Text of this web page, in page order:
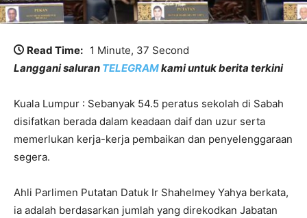
Read Time: 1 Minute, 37 Second
Langgani saluran TELEGRAMkami untuk berita terkini
Kuala Lumpur : Sebanyak 54.5 peratus sekolah di Sabah
disifatkan berada dalam keadaan daif dan uzur serta
memerlukan kerja-kerja pembaikan dan penyelenggaraan
segera.
Ahli Parlimen Putatan Datuk Ir Shahelmey Yahya berkata,
ia adalah berdasarkan jumlah yang direkodkan Jabatan